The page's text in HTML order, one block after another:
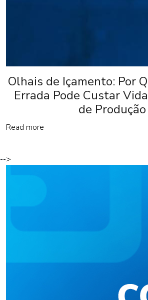
Olhais de Içamento: Por
Errada Pode Custar
de Produção
Read more
-->